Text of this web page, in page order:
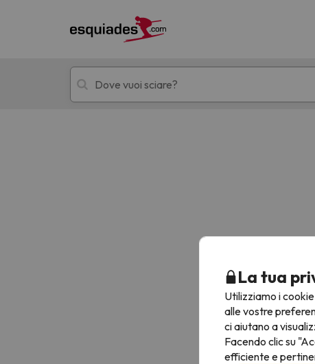
Sembra che il nostro ricercatore abbia perso
La tua
Utilizziamo i
alle vostre
ci aiutano a
Facendo clic su
efficiente e